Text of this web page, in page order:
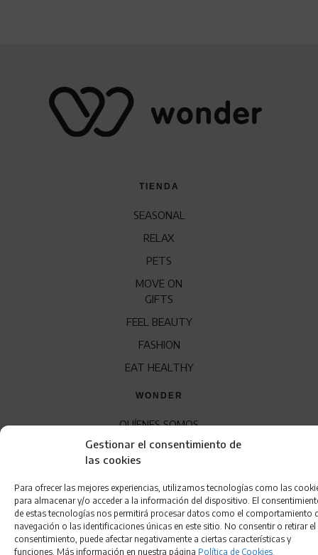
Gestionar el consentimiento de
las cookies
Para ofrecer las mejores experiencias, utilizamos tecnologías como las
para almacenar y/o acceder a la información del dispositivo. El
de estas tecnologías nos permitirá procesar datos como el comportamiento
navegación o las identificaciones únicas en este sitio. No consentir o retirar el
consentimiento, puede afectar negativamente a ciertas características y
funciones. Más información en nuestra página Política de Cookies.
TIENDA
SEASONAL
RELAX
PETS
MOVE ON
GIFTS
FEEL BEAUTY
FASHION
EAT HEALTHY
WONDER
QUÍENES SOMOS
CONTACTO